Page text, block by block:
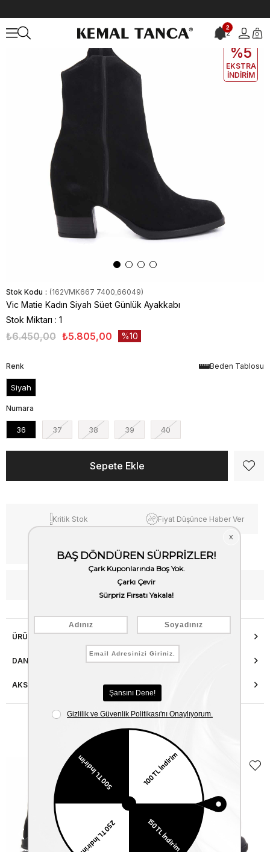
2
2 0
EKLE5
%5
EKSTRA
İNDİRİM
Stok Kodu (162VMK667 7400_66049)
Vic Matie Kadın Siyah Süet Günlük Ayakkabı
Stok Miktarı : 1
₺6.450,00 ₺5.805,00 10
Beden Tablosu
Renk
Siyah
Numara
36 37 38 39 40
Kritik Stok Fiyat Düşünce Haber Ver
Kargo Bedava
WhatsApp’tan Bilgi Al
ÜRÜN ÖZELLIKLERI
DANIŞMA HATTI
AKSESUAR ONARIMI
Benzer Ürünler
EKLE5
KODUYLA
%5
EKSTRA